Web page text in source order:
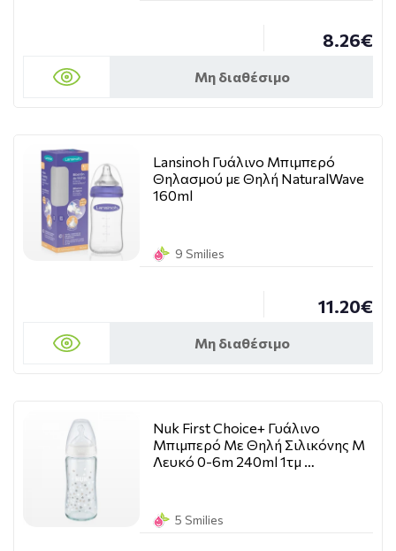
8.26€
Μη διαθέσιμο
Lansinoh Γυάλινο Μπιμπερό
Θηλασμού με Θηλή NaturalWave
160ml
9 Smilies
11.20€
Μη διαθέσιμο
Nuk First Choice+ Γυάλινο
Μπιμπερό Με Θηλή Σιλικόνης M
Λευκό 0-6m 240ml 1τμ …
5 Smilies